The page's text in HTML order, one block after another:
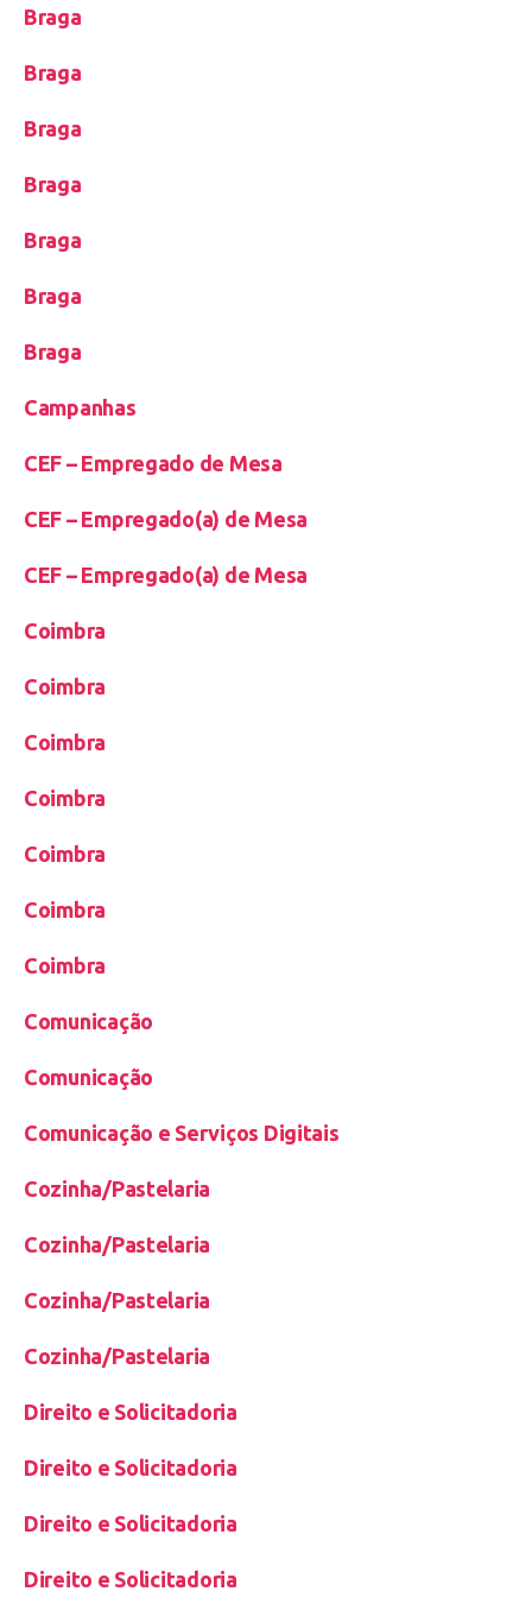
Braga
Braga
Braga
Braga
Braga
Braga
Braga
Campanhas
CEF – Empregado de Mesa
CEF – Empregado(a) de Mesa
CEF – Empregado(a) de Mesa
Coimbra
Coimbra
Coimbra
Coimbra
Coimbra
Coimbra
Coimbra
Comunicação
Comunicação
Comunicação e Serviços Digitais
Cozinha/Pastelaria
Cozinha/Pastelaria
Cozinha/Pastelaria
Cozinha/Pastelaria
Direito e Solicitadoria
Direito e Solicitadoria
Direito e Solicitadoria
Direito e Solicitadoria